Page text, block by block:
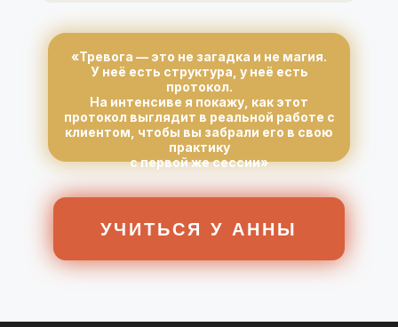
«Тревога — это не загадка и не магия.
У неё есть структура, у неё есть
протокол.
На интенсиве я покажу, как этот
протокол выглядит в реальной работе с
клиентом, чтобы вы забрали его в свою
практику
с первой же сессии»
УЧИТЬСЯ У АННЫ